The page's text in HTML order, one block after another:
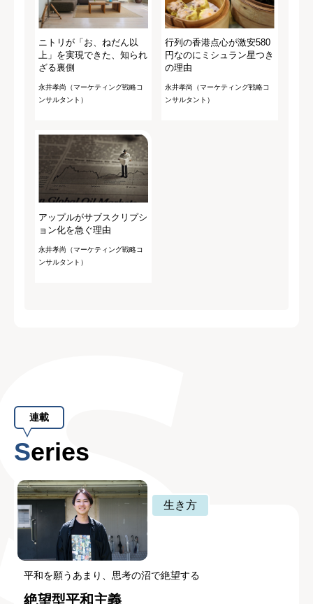
ニトリが「お、ねだん以
上」を実現できた、知られ
ざる裏側
永井孝尚（マーケティング戦略コ
ンサルタント）
行列の香港点心が激安580
円なのにミシュラン星つき
の理由
永井孝尚（マーケティング戦略コ
ンサルタント）
アップルがサブスクリプシ
ョン化を急ぐ理由
永井孝尚（マーケティング戦略コ
ンサルタント）
連載
Series
生き方
平和を願うあまり、思考の沼で絶望する
絶望型平和主義